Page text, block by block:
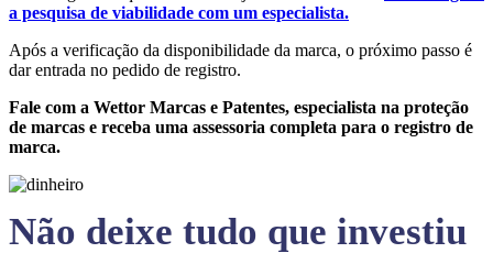
a pesquisa de viabilidade com um especialista.
Após a verificação da disponibilidade da marca, o próximo passo é
dar entrada no pedido de registro.
Fale com a Wettor Marcas e Patentes, especialista na proteção
de marcas e receba uma assessoria completa para o registro de
marca.
Não deixe tudo que investiu